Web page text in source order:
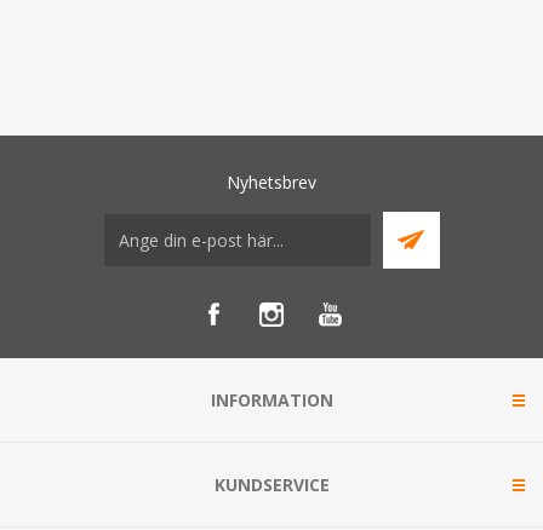
Nyhetsbrev
INFORMATION
KUNDSERVICE